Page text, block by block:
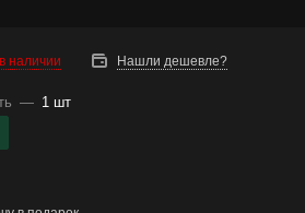
наличии Нашли дешевле?
— 1 шт